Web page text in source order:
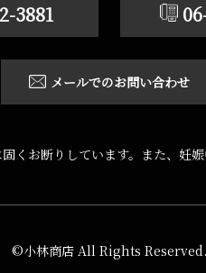
3881
メールでのお問い合わせ
くお断りしています。また、妊
©小林商店 All Rights Reserved.